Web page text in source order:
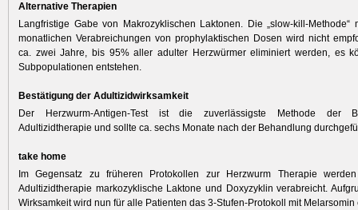
Alternative Therapien
Langfristige Gabe von Makrozyklischen Laktonen. Die „slow-kill-Methode“
monatlichen Verabreichungen von prophylaktischen Dosen wird nicht
ca. zwei Jahre, bis 95% aller adulter Herzwürmer eliminiert werden, es
Subpopula­tionen entstehen.
Bestätigung der Adultizidwirksamkeit
Der Herzwurm-Antigen-Test ist die zuverlässigste Methode der
Adultizidtherapie und sollte ca. sechs Monate nach der Behandlung
take home
Im Gegensatz zu früheren Protokollen zur Herzwurm Therapie
Adultizidtherapie markozyklische Laktone und Doxyzyklin verabreicht.
Wirksamkeit wird nun für alle Patienten das 3-Stufen-Protokoll mit Melar­somin